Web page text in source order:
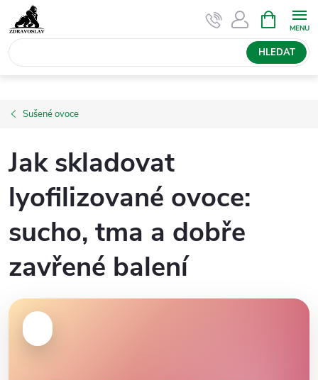
na
obsah
HLEDAT
NÁKUPNÍ
KOŠÍK
Sušené ovoce
Jak skladovat
lyofilizované ovoce:
sucho, tma a dobře
zavřené balení